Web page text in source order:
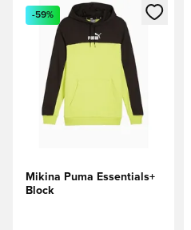
Otvorí modál na prihlásenie
-59%
Mikina Puma Essentials+
Block